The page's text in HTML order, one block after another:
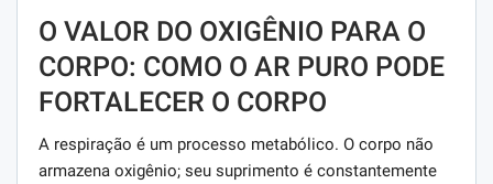
O VALOR DO OXIGÊNIO PARA O
CORPO: COMO O AR PURO PODE
FORTALECER O CORPO
A respiração é um processo metabólico. O corpo não
armazena oxigênio; seu suprimento é constantemente